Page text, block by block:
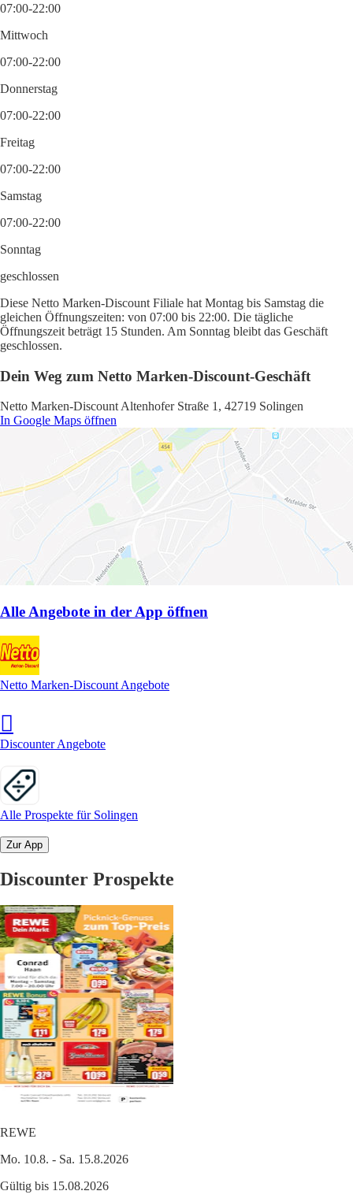
07:00-22:00
Mittwoch
07:00-22:00
Donnerstag
07:00-22:00
Freitag
07:00-22:00
Samstag
07:00-22:00
Sonntag
geschlossen
Diese Netto Marken-Discount Filiale hat Montag bis Samstag die
gleichen Öffnungszeiten: von 07:00 bis 22:00. Die tägliche
Öffnungszeit beträgt 15 Stunden. Am Sonntag bleibt das Geschäft
geschlossen.
Dein Weg zum Netto Marken-Discount-Geschäft
Netto Marken-Discount Altenhofer Straße 1, 42719 Solingen
In Google Maps öffnen
Alle Angebote in der App öffnen
Netto Marken-Discount Angebote
Discounter Angebote
Alle Prospekte für Solingen
Zur App
Discounter Prospekte
REWE
Mo. 10.8. - Sa. 15.8.2026
Gültig bis 15.08.2026